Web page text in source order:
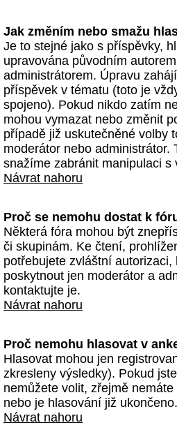
Jak změním nebo smažu
Je to stejné jako s příspěvky,
upravována původním
administrátorem. Úpravu
příspěvek v tématu (toto je
spojeno). Pokud nikdo zatím
mohou vymazat nebo změnit
případě již uskutečněné volby
moderátor nebo administrátor.
snažíme zabránit manipulaci s
Návrat nahoru
Proč se nemohu dostat k
Některá fóra mohou být
či skupinám. Ke čtení,
potřebujete zvláštní autorizaci,
poskytnout jen moderátor a
kontaktujte je.
Návrat nahoru
Proč nemohu hlasovat v
Hlasovat mohou jen
zkresleny výsledky). Pokud
nemůžete volit, zřejmě
nebo je hlasování již ukončeno.
Návrat nahoru